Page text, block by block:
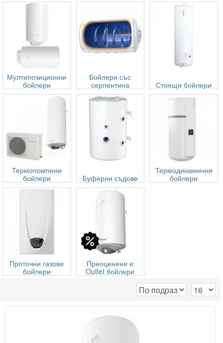
Мултипозиционни
бойлери
Бойлери със
серпентина
Стоящи бойлери
Термопомпени
бойлери
Буферни съдове
Термодинамични
бойлери
Проточни газови
бойлери
Преоценени и
Outlet бойлери